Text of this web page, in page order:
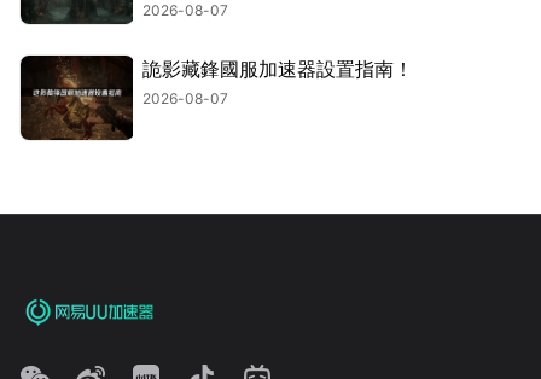
2026-08-07
詭影藏鋒國服加速器設置指南！
2026-08-07